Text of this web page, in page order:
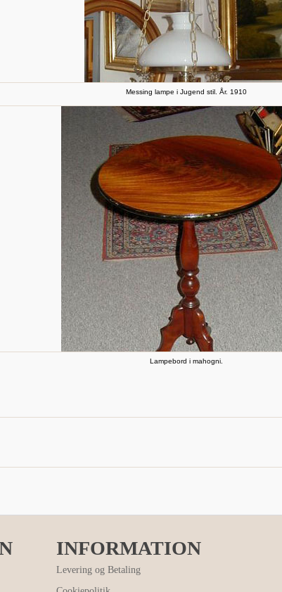
Messing lampe i Jugend stil. År. 1910
Lampebord i mahogni.
INFORMATION
Levering og Betaling